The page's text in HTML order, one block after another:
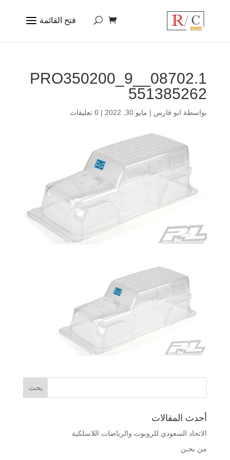
PRO350200_9__08702.1
551385262
بواسطة ابو فارس | مايو 30, 2022 | 0 تعليقات
أحدث المقالات
الاتحاد السعودي للروبوت والرياضات اللاسلكية
من نحـن